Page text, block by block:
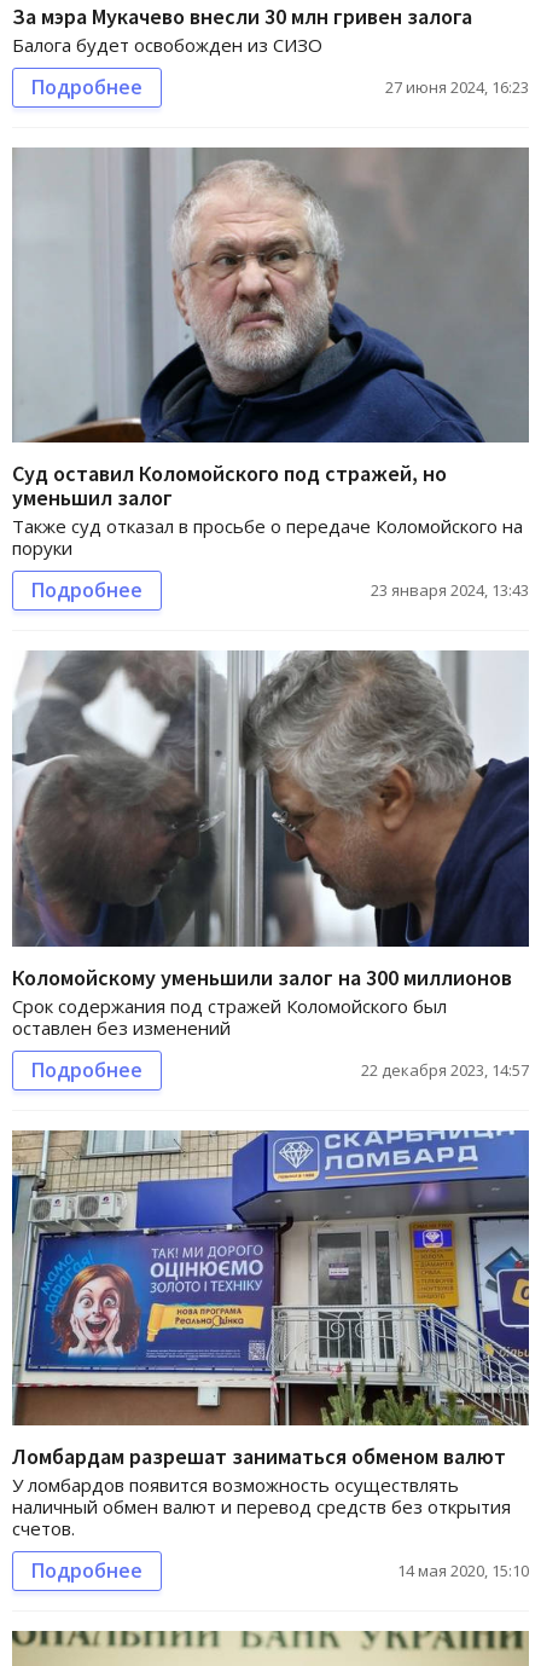
За мэра Мукачево внесли 30 млн гривен залога
Балога будет освобожден из СИЗО
Подробнее 27 июня 2024, 16:23
Суд оставил Коломойского под стражей, но
уменьшил залог
Также суд отказал в просьбе о передаче Коломойского на
поруки
Подробнее 23 января 2024, 13:43
Коломойскому уменьшили залог на 300 миллионов
Срок содержания под стражей Коломойского был
оставлен без изменений
Подробнее 22 декабря 2023, 14:57
Ломбардам разрешат заниматься обменом валют
У ломбардов появится возможность осуществлять
наличный обмен валют и перевод средств без открытия
счетов.
Подробнее 14 мая 2020, 15:10